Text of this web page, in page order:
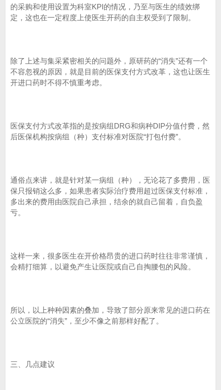
的采购和使用设置为科室KPI的情况，乃至与医生的绩效绑
定，这也在一定程度上使医生开药的自主权受到了限制。
除了上述与集采紧密相关的问题外，原研药的“消失”还有一个
不容忽视的原因，就是目前的医保支付方式改革，这也让医生
开进口药时不得不慎重考虑。
医保支付方式改革指的是按病组DRG和病种DIP分值付费，然
后医保机构按病组（种）支付标准对医院“打包付费”。
通俗点来讲，就是针对某一病组（种），无论花了多费用，医
保只报销这么多，如果患者实际治疗费用超过医保支付标准，
多出来的费用由医院自己承担，结余的就自己留着，自负盈
亏。
这样一来，很多医生在开价格昂贵的进口药时往往非常谨慎，
会精打细算，以避免产生让医院或自己自掏腰包的风险。
所以，以上种种因素的叠加，导致了部分原来常见的进口药在
公立医院的“消失”，至少不像之前那样好配了。
三、几点建议